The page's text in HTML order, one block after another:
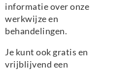
informatie over onze
werkwijze en
behandelingen.
Je kunt ook gratis en
vrijblijvend een